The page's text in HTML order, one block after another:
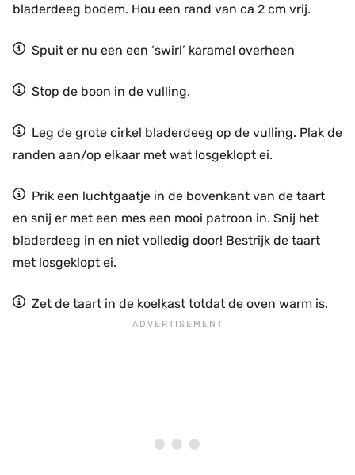
bladerdeeg bodem. Hou een rand van ca 2 cm vrij.
Spuit er nu een een ‘swirl’ karamel overheen
Stop de boon in de vulling.
Leg de grote cirkel bladerdeeg op de vulling. Plak de
randen aan/op elkaar met wat losgeklopt ei.
Prik een luchtgaatje in de bovenkant van de taart
en snij er met een mes een mooi patroon in. Snij het
bladerdeeg in en niet volledig door! Bestrijk de taart
met losgeklopt ei.
Zet de taart in de koelkast totdat de oven warm is.